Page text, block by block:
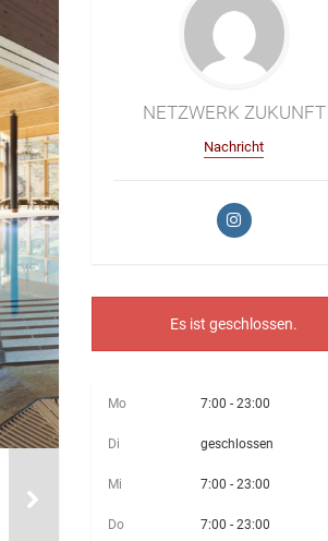
NETZWERK ZUKUNFT
Nachricht
Es istgeschlossen.
Mo 7:00 - 23:00
Di geschlossen
Mi 7:00 - 23:00
Do 7:00 - 23:00